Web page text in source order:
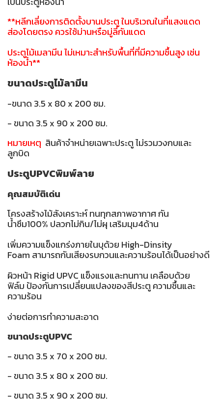
**หลีกเลี่ยงการติดตั้งบานประตู ในบริเวณในที่แสงแดด
ส่องโดยตรง ควรใช้ม่านหรือมู่ลี่กันแดด
ประตูไม้เมลามีน ไม่เหมาะสำหรับพื้นที่ที่มีความชื้นสูง เช่น
ห้องน้ำ**
ขนาดประตูไม้ลามีน
-ขนาด 3.5 x 80 x 200 ซม.
- ขนาด 3.5 x 90 x 200 ซม.
หมายเหตุ สินค้าจำหน่ายเฉพาะประตู ไม่รวมวงกบและ
ลูกบิด
ประตูUPVCพิมพ์ลาย
คุณสมบัติเด่น
โครงสร้างไม้สังเคราะห์ ทนทุกสภาพอากาศ กัน
น้ำซึม100% ปลวกไม่กิน/ไม่ผุ เสริมมุม4ด้าน
เพิ่มความแข็งแกร่งภายในบุด้วย High-Dinsity
Foam สามารถกันเสียงรบกวนและความร้อนได้เป็นอย่างดี
ผิวหน้า Rigid UPVC แข็งแรงและทนทาน เคลือบด้วย
ฟิล์ม ป้องกันการเปลี่ยนแปลงของสีประตู ความชื้นและ
ความร้อน
ง่ายต่อการทำความสะอาด
ขนาดประตูUPVC
- ขนาด 3.5 x 70 x 200 ซม.
- ขนาด 3.5 x 80 x 200 ซม.
- ขนาด 3.5 x 90 x 200 ซม.